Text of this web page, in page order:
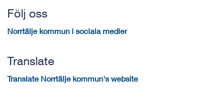
Följ oss
Norrtälje kommun i sociala medier
Translate
Translate Norrtälje kommun's website